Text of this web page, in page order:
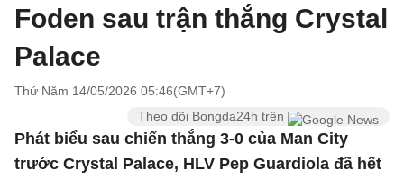
Foden sau trận thắng Crystal
Palace
Thứ Năm 14/05/2026 05:46(GMT+7)
Theo dõi Bongda24h trên
Phát biểu sau chiến thắng 3-0 của Man City
trước Crystal Palace, HLV Pep Guardiola đã hết